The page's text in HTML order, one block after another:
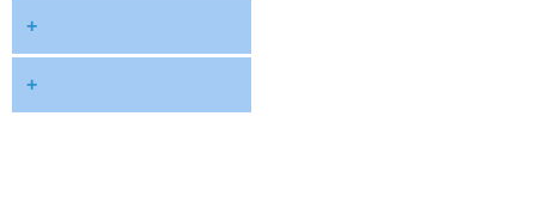
diary
information
+
2026
+